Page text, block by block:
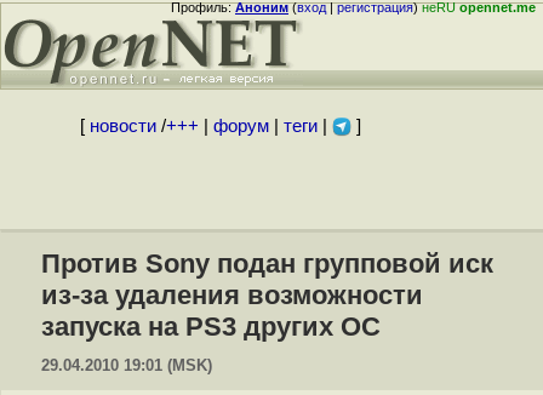
Профиль:Аноним(вход|регистрация)неRUopennet.me
[ новости/+++ форум| теги| ]
Против Sony подан групповой иск
из-за удаления возможности
запуска на PS3 других ОС
29.04.2010 19:01 (MSK)